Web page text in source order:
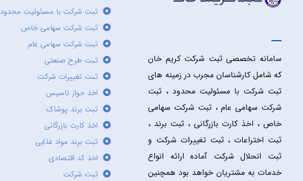
سامانه تخصصی ثبت شرکت کریم خان
که شامل کارشناسان مجرب در زمینه های
ثبت شرکت با مسئولیت محدود ، ثبت
شرکت سهامی عام ، ثبت شرکت سهامی
خاص ، اخذ کارت بازرگانی ، ثبت برند ،
ثبت اختراعات ، ثبت تغییرات شرکت و
ثبت انحلال شرکت آماده ارائه انواع
خدمات به مشتریان خواهد بود همچنین
ثبت شرکت با مسئولیت محدود
ثبت شرکت سهامی خاص
ثبت شرکت سهامی عام
ثبت طرح صنعتی
ثبت تغییرات شرکت
اخذ جواز تاسیس
ثبت برند پوشاک
اخذ کارت بازرگانی
ثبت برند مواد غذایی
اخذ کد اقتصادی
ثبت شرکت